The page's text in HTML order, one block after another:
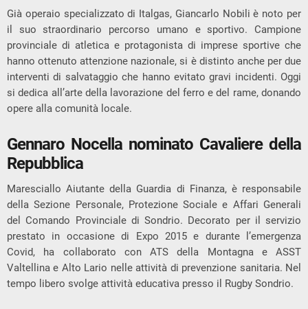
Già operaio specializzato di Italgas, Giancarlo Nobili è noto per
il suo straordinario percorso umano e sportivo. Campione
provinciale di atletica e protagonista di imprese sportive che
hanno ottenuto attenzione nazionale, si è distinto anche per due
interventi di salvataggio che hanno evitato gravi incidenti. Oggi
si dedica all’arte della lavorazione del ferro e del rame, donando
opere alla comunità locale.
Gennaro Nocella nominato Cavaliere della
Repubblica
Maresciallo Aiutante della Guardia di Finanza, è responsabile
della Sezione Personale, Protezione Sociale e Affari Generali
del Comando Provinciale di Sondrio. Decorato per il servizio
prestato in occasione di Expo 2015 e durante l’emergenza
Covid, ha collaborato con ATS della Montagna e ASST
Valtellina e Alto Lario nelle attività di prevenzione sanitaria. Nel
tempo libero svolge attività educativa presso il Rugby Sondrio.